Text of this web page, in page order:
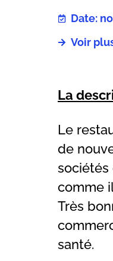
Date:
Voir
La
Le
de
sociétés
comme
Très
santé.